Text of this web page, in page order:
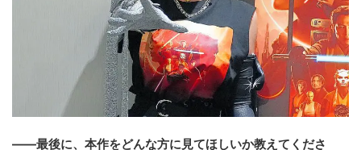
――最後に、本作をどんな方に見てほしいか教えてくださ